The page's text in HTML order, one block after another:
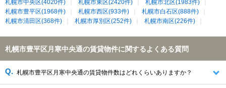
札幌市中央区(4020件) 札幌市東区(2420件)
札幌市北区(1983件)
札幌市豊平区(1968件)
札幌市西区(933件)
札幌市白石区(888件)
札幌市清田区(368件)
札幌市厚別区(252件) 札幌市南区(226件)
札幌市豊平区月寒中央通の賃貸物件に関するよくある質問
札幌市豊平区月寒中央通の賃貸物件数はどれくらいありますか？